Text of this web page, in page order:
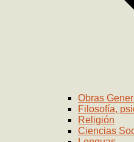
Obras
Filosofía,
Religión
Ciencias